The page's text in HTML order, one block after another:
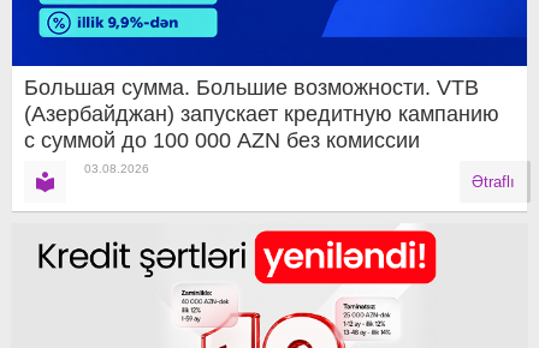
Большая сумма. Большие возможности. VTB
(Азербайджан) запускает кредитную кампанию
с суммой до 100 000 AZN без комиссии
03.08.2026
Ətraflı